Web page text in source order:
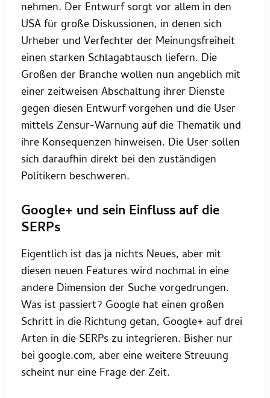
nehmen. Der Entwurf sorgt vor allem in den
USA für große Diskussionen, in denen sich
Urheber und Verfechter der Meinungsfreiheit
einen starken Schlagabtausch liefern. Die
Großen der Branche wollen nun angeblich mit
einer zeitweisen Abschaltung ihrer Dienste
gegen diesen Entwurf vorgehen und die User
mittels Zensur-Warnung auf die Thematik und
ihre Konsequenzen hinweisen. Die User sollen
sich daraufhin direkt bei den zuständigen
Politikern beschweren.
Google+ und sein Einfluss auf die
SERPs
Eigentlich ist das ja nichts Neues, aber mit
diesen neuen Features wird nochmal in eine
andere Dimension der Suche vorgedrungen.
Was ist passiert? Google hat einen großen
Schritt in die Richtung getan, Google+ auf drei
Arten in die SERPs zu integrieren. Bisher nur
bei google.com, aber eine weitere Streuung
scheint nur eine Frage der Zeit.